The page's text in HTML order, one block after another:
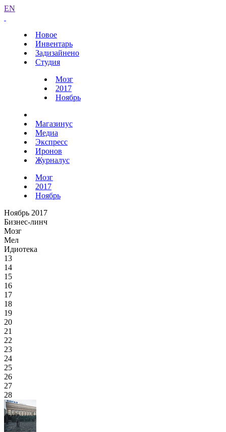
EN
Новое
Инвентарь
Задизайнено
Студия
Мозг
2017
Ноябрь
Магазинус
Медиа
Экспресс
Иронов
Журналус
Мозг
2017
Ноябрь
Ноябрь 2017
Бизнес-линч
Мозг
Мел
Идиотека
13
14
15
16
17
18
19
20
21
22
23
24
25
26
27
28